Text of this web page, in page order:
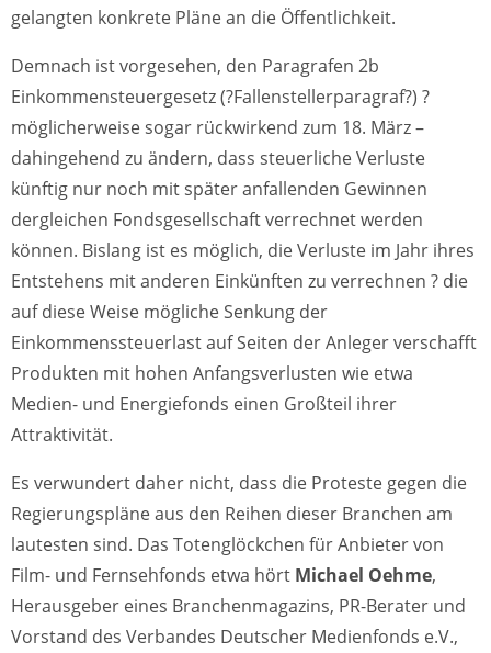
gelangten konkrete Pläne an die Öffentlichkeit.
Demnach ist vorgesehen, den Paragrafen 2b
Einkommensteuergesetz (?Fallenstellerparagraf?) ?
möglicherweise sogar rückwirkend zum 18. März –
dahingehend zu ändern, dass steuerliche Verluste
künftig nur noch mit später anfallenden Gewinnen
dergleichen Fondsgesellschaft verrechnet werden
können. Bislang ist es möglich, die Verluste im Jahr ihres
Entstehens mit anderen Einkünften zu verrechnen ? die
auf diese Weise mögliche Senkung der
Einkommenssteuerlast auf Seiten der Anleger verschafft
Produkten mit hohen Anfangsverlusten wie etwa
Medien- und Energiefonds einen Großteil ihrer
Attraktivität.
Es verwundert daher nicht, dass die Proteste gegen die
Regierungspläne aus den Reihen dieser Branchen am
lautesten sind. Das Totenglöckchen für Anbieter von
Film- und Fernsehfonds etwa hört Michael Oehme,
Herausgeber eines Branchenmagazins, PR-Berater und
Vorstand des Verbandes Deutscher Medienfonds e.V.,